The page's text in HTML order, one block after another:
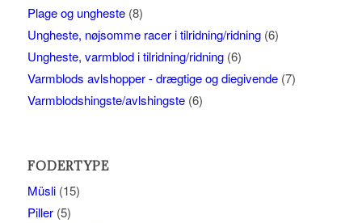
Plage og ungheste (8)
Ungheste, nøjsomme racer i tilridning/ridning (6)
Ungheste, varmblod i tilridning/ridning (6)
Varmblods avlshopper - drægtige og diegivende (7)
Varmblodshingste/avlshingste (6)
FODERTYPE
Müsli (15)
Piller (5)